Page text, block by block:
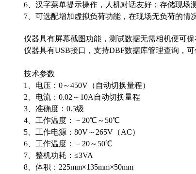
6、汉字菜单提示操作，人机对话友好；存储现场
7、可选配增加虚拟负荷功能，在现场无负荷的情
仪器具有屏幕截图功能，测试数据无需相机便可保
仪器具有USB接口，支持DBF数据库管理查询，
技术参数
1、电压：0～450V（自动切换量程）
2、电流：0.02～10A自动切换量程
3、准确度：0.5级
4、工作温度：－20℃～50℃
5、工作电源：80V～265V（AC）
6、工作温度：－20～50℃
7、整机功耗：≤3VA
8、体积：225mm×135mm×50mm